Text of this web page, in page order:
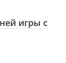
игры с